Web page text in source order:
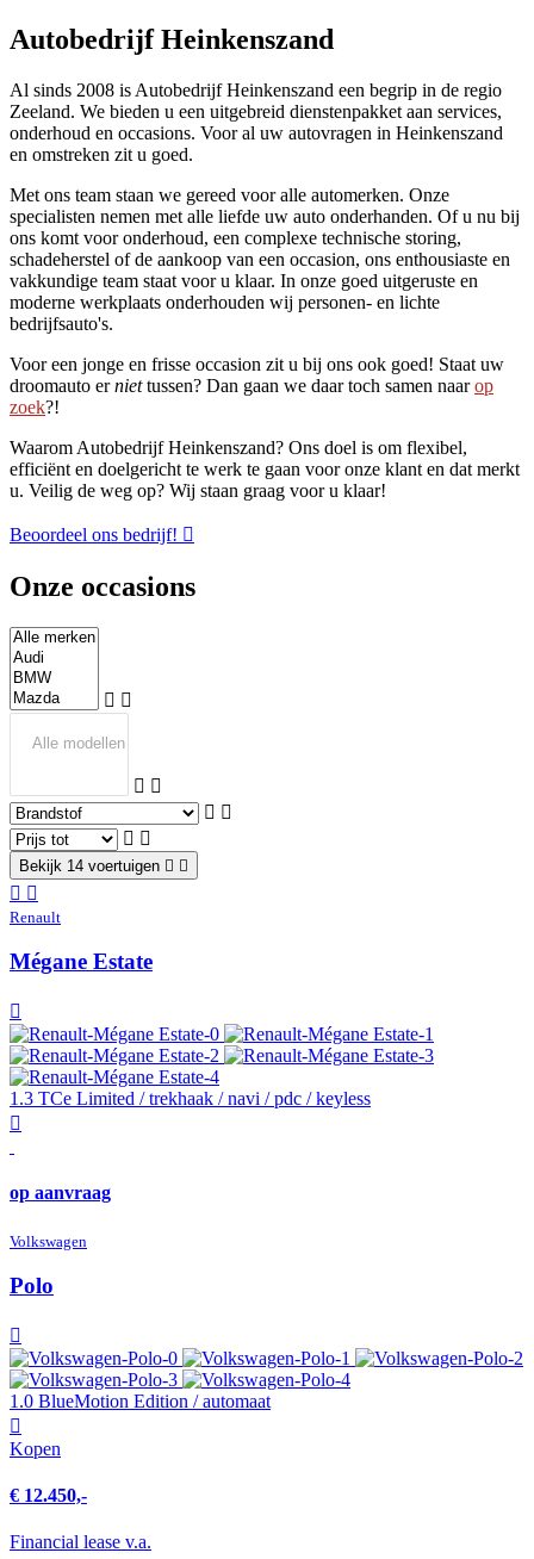
Autobedrijf Heinkenszand
Al sinds 2008 is Autobedrijf Heinkenszand een begrip in de regio
Zeeland. We bieden u een uitgebreid dienstenpakket aan services,
onderhoud en occasions. Voor al uw autovragen in Heinkenszand
en omstreken zit u goed.
Met ons team staan we gereed voor alle automerken. Onze
specialisten nemen met alle liefde uw auto onderhanden. Of u nu bij
ons komt voor onderhoud, een complexe technische storing,
schadeherstel of de aankoop van een occasion, ons enthousiaste en
vakkundige team staat voor u klaar. In onze goed uitgeruste en
moderne werkplaats onderhouden wij personen- en lichte
bedrijfsauto's.
Voor een jonge en frisse occasion zit u bij ons ook goed! Staat uw
droomauto erniettussen? Dan gaan we daar toch samen naarop
zoek?!
Waarom Autobedrijf Heinkenszand? Ons doel is om flexibel,
efficiënt en doelgericht te werk te gaan voor onze klant en dat merkt
u. Veilig de weg op? Wij staan graag voor u klaar!
Beoordeel ons bedrijf!
Onze occasions
Bekijk 14 voertuigen
Renault
Mégane Estate
1.3 TCe Limited / trekhaak / navi / pdc / keyless
op aanvraag
Volkswagen
Polo
1.0 BlueMotion Edition / automaat
Kopen
€ 12.450,-
Financial lease v.a.